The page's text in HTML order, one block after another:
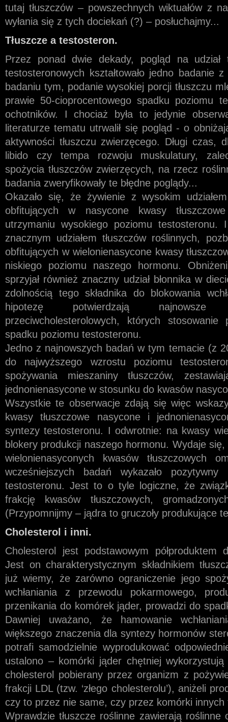
tutaj tłuszczów – powszechnych wiktuałów z
wyłania się z tych dociekań (?) – posłuchajmy...
Tłuszcze a testosteron.
Przez ponad dwie dekady, pogląd na udział
testosteronowych kształtowało jedno badanie
badaniu tym, podanie wysokiej porcji tłuszczu
prawie 50-cioprocentowego spadku poziomu
ochotników. I chociaż była to jedynie
literaturze tematu utrwalił się pogląd - o
aktywności tłuszczu zwierzęcego. Długi czas,
libido czy tempa rozwoju muskulatury,
spożycia tłuszczów zwierzęcych, na rzecz
badania zweryfikowały te błędne poglądy...
Okazało się, że żywienie z wysokim
obfitujących w nasycone kwasy
utrzymaniu wysokiego poziomu testosteronu.
znacznym udziałem tłuszczów roślinnych,
obfitujących w wielonienasycone kwasy
niskiego poziomu naszego hormonu.
sprzyjał również znaczny udział błonnika w
zdolnością tego składnika do blokowania
hipotezę potwierdzają najnowsze
przeciwcholesterolowych, których
spadku poziomu testosteronu.
Jedno z najnowszych badań w tym temacie (z
do najwyższego wzrostu poziomu
spożywania mieszaniny tłuszczów,
jednonienasycone w stosunku do kwasów
Wszystkie te obserwacje zdają się więc
kwasy tłuszczowe nasycone i
syntezy testosteronu. I odwrotnie: na kwasy
blokery produkcji naszego hormonu. Wydaje
wielonienasyconych kwasów
wcześniejszych badań wykazało
testosteronu. Jest to o tyle logiczne, że
frakcję kwasów tłuszczowych,
(Przypomnijmy – jądra to gruczoły produkujące
Cholesterol i inni.
Cholesterol jest podstawowym półproduktem
Jest on charakterystycznym składnikiem
już wiemy, że zarówno ograniczenie jego
wchłaniania z przewodu pokarmowego,
przenikania do komórek jąder, prowadzi do
Dawniej uważano, że hamowanie
większego znaczenia dla syntezy hormonów
potrafi samodzielnie wyprodukować
ustalono – komórki jąder chętniej
cholesterol pobierany przez organizm z
frakcji LDL (tzw. ‘złego cholesterolu’), aniżeli
czy to przez nie same, czy przez komórki innych
Wprawdzie tłuszcze roślinne zawierają roślinne